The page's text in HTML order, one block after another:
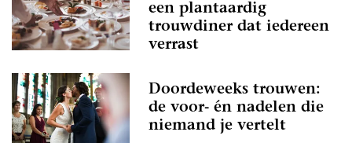
een plantaardig
trouwdiner dat iedereen
verrast
Doordeweeks trouwen:
de voor- én nadelen die
niemand je vertelt